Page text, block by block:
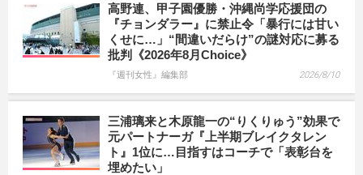
高野連、甲子園優勝・沖縄尚学応援団の
『チョンダラー』に禁止令「暴行には甘い
くせに…」“間違いだらけ”の謎対応に募る
批判《2026年8月Choice》
『週刊女性』編集部 2026/8/10
三浦璃来と木原龍一の“りくりゅう”効果で
元パートナーガ『上半期ブレイクタレン
ト』1位に…目指すはコーチで「表彰台を
埋めたい」